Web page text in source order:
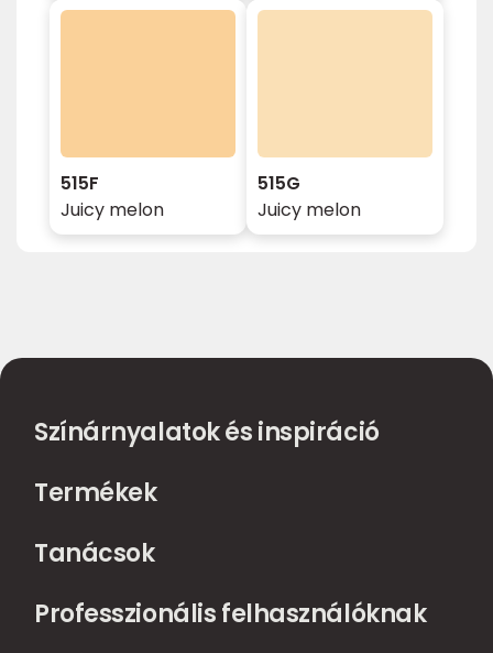
515F
Juicy melon
515G
Juicy melon
Színárnyalatok és inspiráció
Termékek
Tanácsok
Professzionális felhasználóknak